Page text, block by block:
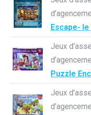
Escape-
Jeux
Puzzle
Jeux